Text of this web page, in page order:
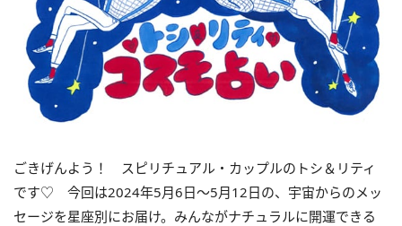
ごきげんよう！ スピリチュアル・カップルのトシ＆リティ
です♡ 今回は2024年5月6日〜5月12日の、宇宙からのメッ
セージを星座別にお届け。みんながナチュラルに開運できる